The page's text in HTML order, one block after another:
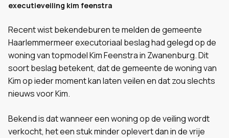
executieveiling kim feenstra
Recent wist bekendeburen te melden de gemeente
Haarlemmermeer executoriaal beslag had gelegd op de
woning van topmodel Kim Feenstra in Zwanenburg. Dit
soort beslag betekent, dat de gemeente de woning van
Kim op ieder moment kan laten veilen en dat zou slechts
nieuws voor Kim.
Bekend is dat wanneer een woning op de veiling wordt
verkocht, het een stuk minder oplevert dan in de vrije